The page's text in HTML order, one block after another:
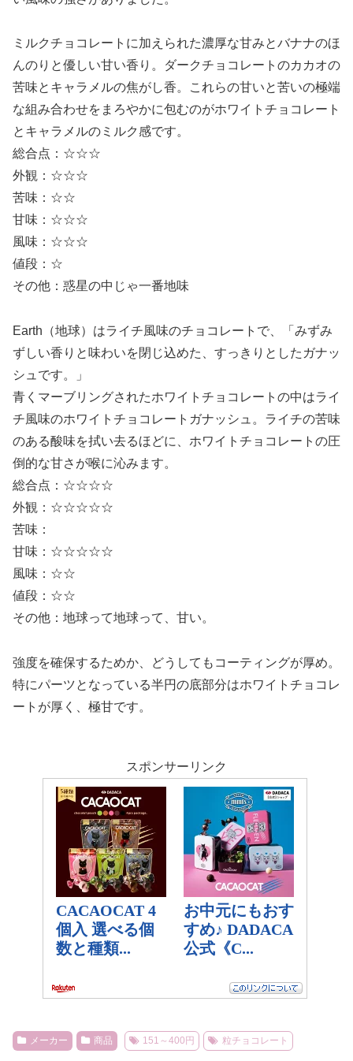
ミルクチョコレートに加えられた濃厚な甘みとバナナのほ
んのりと優しい甘い香り。ダークチョコレートのカカオの
苦味とキャラメルの焦がし香。これらの甘いと苦いの極端
な組み合わせをまろやかに包むのがホワイトチョコレート
とキャラメルのミルク感です。
総合点：☆☆☆
外観：☆☆☆
苦味：☆☆
甘味：☆☆☆
風味：☆☆☆
値段：☆
その他：惑星の中じゃ一番地味
Earth（地球）はライチ風味のチョコレートで、「みずみ
ずしい香りと味わいを閉じ込めた、すっきりとしたガナッ
シュです。」
青くマーブリングされたホワイトチョコレートの中はライ
チ風味のホワイトチョコレートガナッシュ。ライチの苦味
のある酸味を拭い去るほどに、ホワイトチョコレートの圧
倒的な甘さが喉に沁みます。
総合点：☆☆☆☆
外観：☆☆☆☆☆
苦味：
甘味：☆☆☆☆☆
風味：☆☆
値段：☆☆
その他：地球って地球って、甘い。
強度を確保するためか、どうしてもコーティングが厚め。
特にパーツとなっている半円の底部分はホワイトチョコレ
ートが厚く、極甘です。
スポンサーリンク
メーカー 商品 151～400円 粒チョコレート